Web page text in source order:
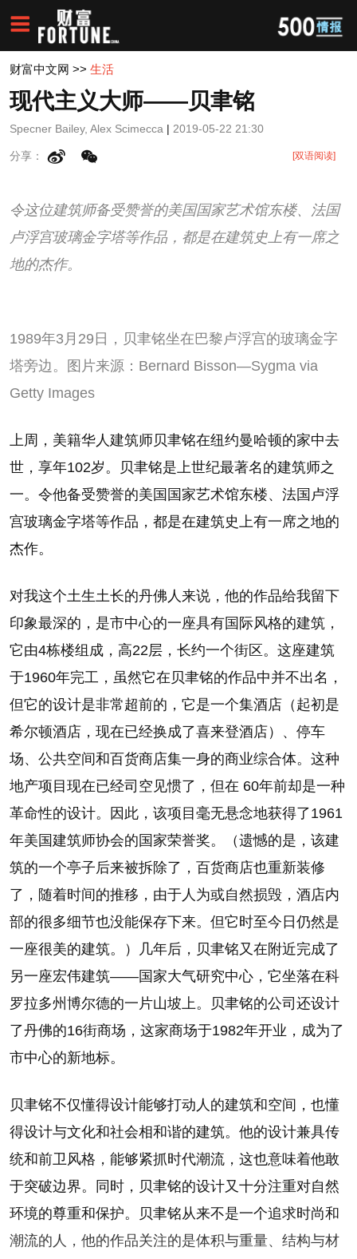
财富中文网 >> 生活
现代主义大师——贝聿铭
Specner Bailey, Alex Scimecca | 2019-05-22 21:30
分享： [双语阅读]
令这位建筑师备受赞誉的美国国家艺术馆东楼、法国
卢浮宫玻璃金字塔等作品，都是在建筑史上有一席之
地的杰作。
1989年3月29日，贝聿铭坐在巴黎卢浮宫的玻璃金字
塔旁边。图片来源：Bernard Bisson—Sygma via
Getty Images
上周，美籍华人建筑师贝聿铭在纽约曼哈顿的家中去
世，享年102岁。贝聿铭是上世纪最著名的建筑师之
一。令他备受赞誉的美国国家艺术馆东楼、法国卢浮
宫玻璃金字塔等作品，都是在建筑史上有一席之地的
杰作。
对我这个土生土长的丹佛人来说，他的作品给我留下
印象最深的，是市中心的一座具有国际风格的建筑，
它由4栋楼组成，高22层，长约一个街区。这座建筑
于1960年完工，虽然它在贝聿铭的作品中并不出名，
但它的设计是非常超前的，它是一个集酒店（起初是
希尔顿酒店，现在已经换成了喜来登酒店）、停车
场、公共空间和百货商店集一身的商业综合体。这种
地产项目现在已经司空见惯了，但在 60年前却是一种
革命性的设计。因此，该项目毫无悬念地获得了1961
年美国建筑师协会的国家荣誉奖。（遗憾的是，该建
筑的一个亭子后来被拆除了，百货商店也重新装修
了，随着时间的推移，由于人为或自然损毁，酒店内
部的很多细节也没能保存下来。但它时至今日仍然是
一座很美的建筑。）几年后，贝聿铭又在附近完成了
另一座宏伟建筑——国家大气研究中心，它坐落在科
罗拉多州博尔德的一片山坡上。贝聿铭的公司还设计
了丹佛的16街商场，这家商场于1982年开业，成为了
市中心的新地标。
贝聿铭不仅懂得设计能够打动人的建筑和空间，也懂
得设计与文化和社会相和谐的建筑。他的设计兼具传
统和前卫风格，能够紧抓时代潮流，这也意味着他敢
于突破边界。同时，贝聿铭的设计又十分注重对自然
环境的尊重和保护。贝聿铭从来不是一个追求时尚和
潮流的人，他的作品关注的是体积与重量、结构与材